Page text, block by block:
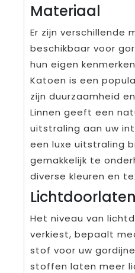
Materiaal
Er zijn verschillende
beschikbaar voor
hun eigen
Katoen is een
zijn duurzaamheid
Linnen geeft een
uitstraling aan uw
een luxe uitstraling
gemakkelijk te
diverse kleuren en
Het niveau van
verkiest, bepaalt
stof voor uw
stoffen laten meer